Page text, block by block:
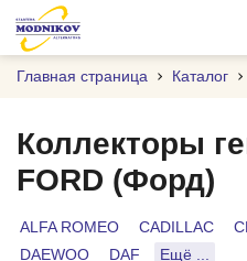
Главная страница Каталог
Коллекторы
FORD (Форд)
ALFA ROMEO CADILLAC
DAEWOO
DAF Ещё ...